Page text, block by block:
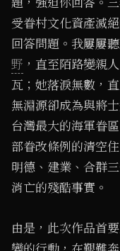
受眷村文化資產滅絕
回答問題。我屢屢
野 ，直至陌路變親
瓦；她落淚無數，
無淵源卻成為與將
台灣最大的海軍眷
部眷改條例的清空
明德、建業、合群
消亡的殘酷事實。
由是，此次作品首